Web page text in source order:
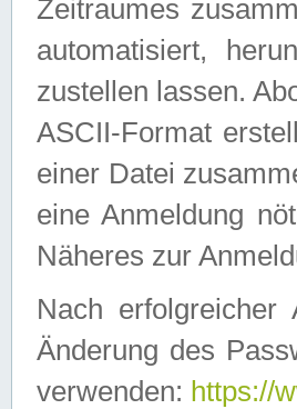
Zeitraumes
automatisiert,
zustellen lassen.
ASCII-Format
einer Datei
eine Anmeldung
Näheres zur
Nach erfolgreicher
Änderung des
verwenden: https://